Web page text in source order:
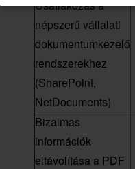
Csatlakozás a
népszerű vállalati
dokumentumkezelő
rendszerekhez
(SharePoint,
NetDocuments)
Bizalmas
információk
eltávolítása a PDF